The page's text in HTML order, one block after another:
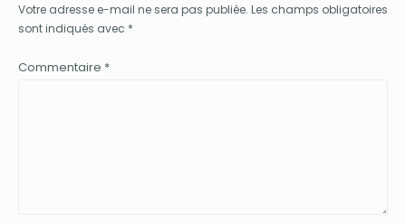
Votre adresse e-mail ne sera pas publiée. Les champs obligatoires
sont indiqués avec *
Commentaire *